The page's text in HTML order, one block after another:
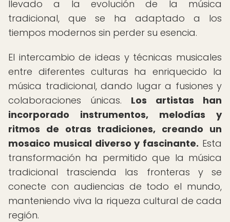
llevado a la evolución de la música
tradicional, que se ha adaptado a los
tiempos modernos sin perder su esencia.
El intercambio de ideas y técnicas musicales
entre diferentes culturas ha enriquecido la
música tradicional, dando lugar a fusiones y
colaboraciones únicas. Los artistas han
incorporado instrumentos, melodías y
ritmos de otras tradiciones, creando un
mosaico musical diverso y fascinante. Esta
transformación ha permitido que la música
tradicional trascienda las fronteras y se
conecte con audiencias de todo el mundo,
manteniendo viva la riqueza cultural de cada
región.